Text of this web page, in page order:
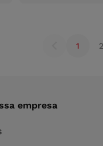
1 2
empresa